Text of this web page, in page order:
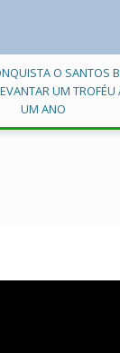
O SANTOS
UM
UM ANO